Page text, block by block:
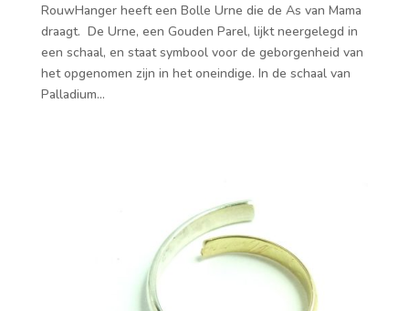
RouwHanger heeft een Bolle Urne die de As van Mama
draagt. De Urne, een Gouden Parel, lijkt neergelegd in
een schaal, en staat symbool voor de geborgenheid van
het opgenomen zijn in het oneindige. In de schaal van
Palladium...